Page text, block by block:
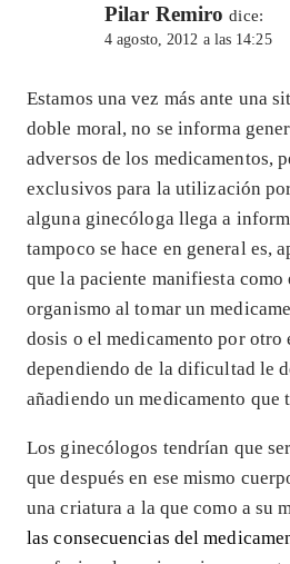
Pilar Remiro dice:
4 agosto, 2012 a las 14:25
Estamos una vez más ante una
doble moral, no se informa
adversos de los medicamentos,
exclusivos para la utilización
alguna ginecóloga llega a
tampoco se hace en general es,
que la paciente manifiesta como
organismo al tomar un
dosis o el medicamento por otro
dependiendo de la dificultad le
añadiendo un medicamento que
Los ginecólogos tendrían que
que después en ese mismo
una criatura a la que como a su
las consecuencias del